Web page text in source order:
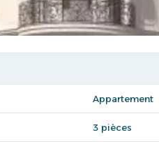
Appartement
3 pièces